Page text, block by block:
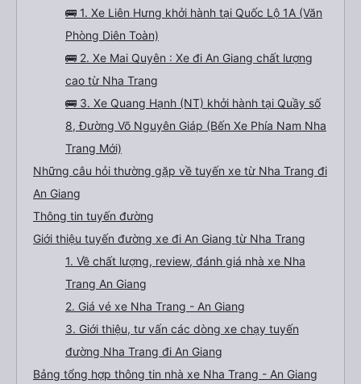
🚌 1. Xe Liên Hưng khởi hành tại Quốc Lộ 1A (Văn
Phòng Diên Toàn)
🚌 2. Xe Mai Quyên : Xe đi An Giang chất lượng
cao từ Nha Trang
🚌 3. Xe Quang Hạnh (NT) khởi hành tại Quầy số
8, Đường Võ Nguyên Giáp (Bến Xe Phía Nam Nha
Trang Mới)
Những câu hỏi thường gặp về tuyến xe từ Nha Trang đi
An Giang
Thông tin tuyến đường
Giới thiệu tuyến đường xe đi An Giang từ Nha Trang
1. Về chất lượng, review, đánh giá nhà xe Nha
Trang An Giang
2. Giá vé xe Nha Trang - An Giang
3. Giới thiệu, tư vấn các dòng xe chạy tuyến
đường Nha Trang đi An Giang
Bảng tổng hợp thông tin nhà xe Nha Trang - An Giang